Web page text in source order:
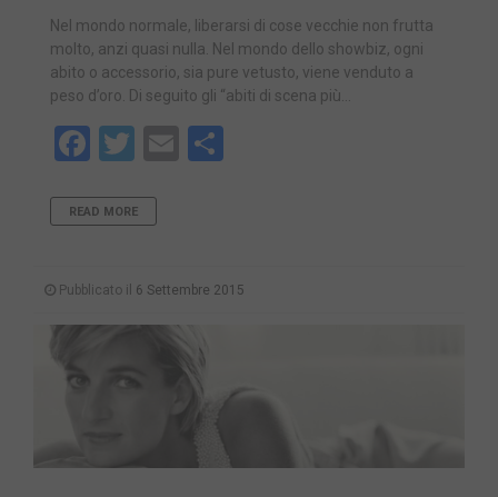
Nel mondo normale, liberarsi di cose vecchie non frutta
molto, anzi quasi nulla. Nel mondo dello showbiz, ogni
abito o accessorio, sia pure vetusto, viene venduto a
peso d’oro. Di seguito gli “abiti di scena più…
Facebook
Twitter
Email
READ MORE
Pubblicato il 6 Settembre 2015